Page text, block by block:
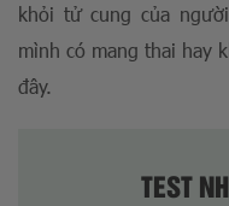
khỏi tử cung của
mình có mang thai hay
đây.
TEST